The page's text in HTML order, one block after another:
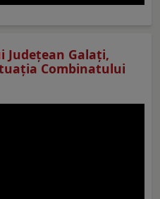
Judeţean Galaţi,
Combinatului